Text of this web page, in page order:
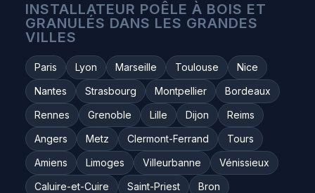
INSTALLATEUR POÊLE À BOIS ET
GRANULÉS DANS LES GRANDES
VILLES
Paris Lyon Marseille Toulouse
Nice
Nantes
Strasbourg Montpellier
Bordeaux
Rennes
Grenoble Lille Dijon
Reims
Angers
Metz Clermont-Ferrand
Tours
Amiens
Limoges Villeurbanne
Vénissieux
Caluire-et-Cuire
Saint-Priest
Bron